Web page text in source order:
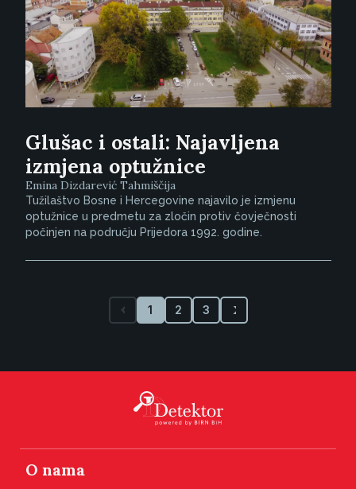
Glušac i ostali: Najavljena
izmjena optužnice
Emina Dizdarević Tahmiščija
Tužilaštvo Bosne i Hercegovine najavilo je izmjenu
optužnice u predmetu za zločin protiv čovječnosti
počinjen na području Prijedora 1992. godine.
1 2 3
O nama